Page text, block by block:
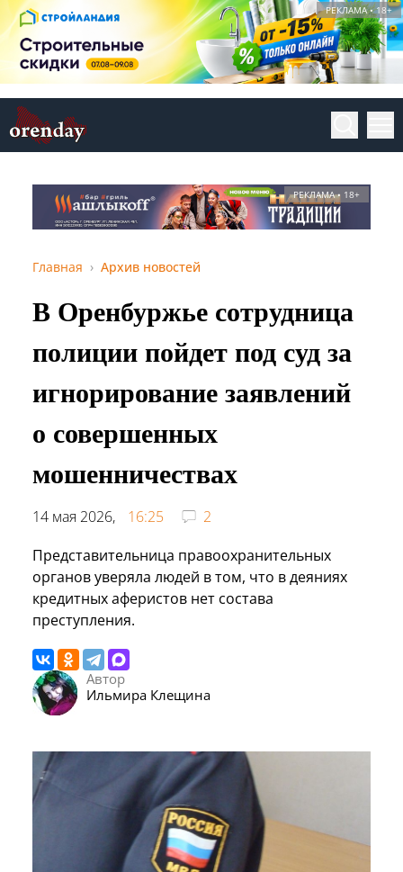
РЕКЛАМА • 18+
РЕКЛАМА • 18+
Главная Архив новостей
В Оренбуржье сотрудница
полиции пойдет под суд за
игнорирование заявлений
о совершенных
мошенничествах
14 мая 2026, 16:25
2
Представительница правоохранительных
органов уверяла людей в том, что в деяниях
кредитных аферистов нет состава
преступления.
Автор
Ильмира Клещина